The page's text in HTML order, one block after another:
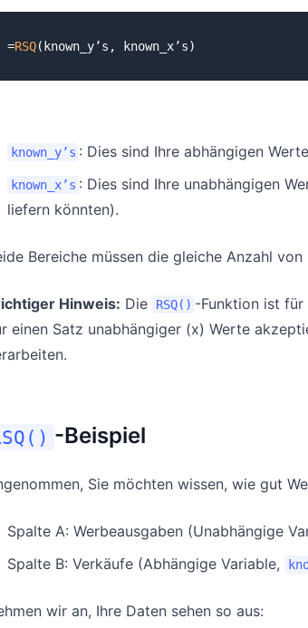
=RSQ
known_y’s : Dies sind Ihre abhängigen
known_x’s : Dies sind Ihre unabhängigen
liefern könnten).
Bereiche müssen die gleiche Anzahl
Hinweis: Die RSQ() -Funktion ist für
einen Satz unabhängiger (x) Werte
-Beispiel
Sie möchten wissen, wie gut
Spalte A: Werbeausgaben (Unabhängige
Spalte B: Verkäufe (Abhängige Variable,
wir an, Ihre Daten sehen so aus: